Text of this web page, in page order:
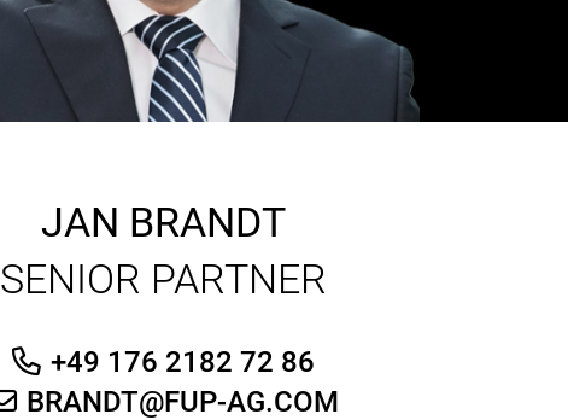
JAN BRANDT
SENIOR PARTNER
+49 176 2182 72 86
BRANDT@FUP-AG.COM